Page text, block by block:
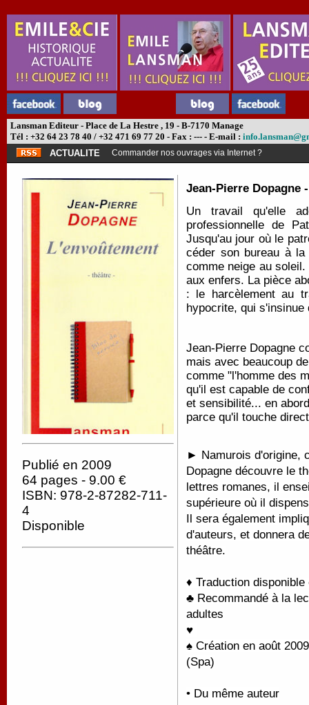
Lansman Editeur - Place de La Hestre , 19 - B-7170 Manage
Tél : +32 64 23 78 40 / +32 471 69 77 20 - Fax : --- - E-mail :
ACTUALITE
Commander nos ouvrages via Internet ?
Publié en 2009
64 pages - 9.00 €
ISBN: 978-2-87282-711-
4
Disponible
Jean-Pierre Dopagne
Un travail qu'elle
professionnelle de
Jusqu'au jour où le
céder son bureau à
comme neige au
aux enfers. La pièce
: le harcèlement au
hypocrite, qui s'insinue
Jean-Pierre Dopagne
mais avec beaucoup
comme "l'homme des
qu'il est capable de
et sensibilité... en
parce qu'il touche
► Namurois d'origine,
Dopagne découvre le
lettres romanes, il
supérieure où il
Il sera également
d'auteurs, et donnera
théâtre.
♦ Traduction
♣ Recommandé à la
adultes
♥
♠ Création en août
(Spa)
• Du même auteur